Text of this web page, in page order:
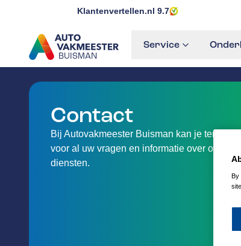
Klantenvertellen.nl 9.7
BUISMAN
GA NAAR DE HOMEPAGINA
Service
Contact
Bij Autovakmeester Buisman kan je terecht
voor al uw vragen en informatie over onze
diensten.
By